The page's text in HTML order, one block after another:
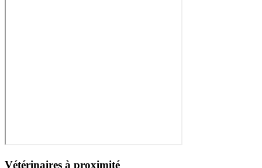
Vétérinaires à proximité